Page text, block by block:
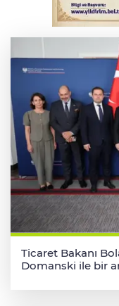
Ticaret Bakanı
Domanski ile bir